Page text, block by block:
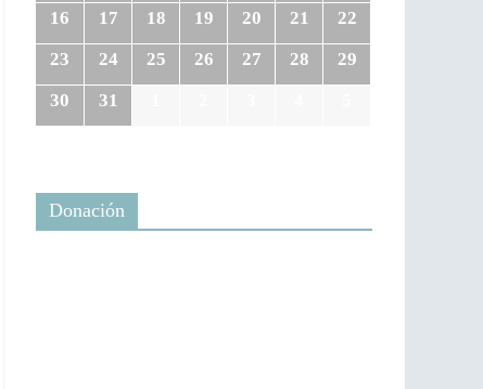
16
17 18 19 20 21
22
23
24 25 26 27 28
29
30
31
Donación